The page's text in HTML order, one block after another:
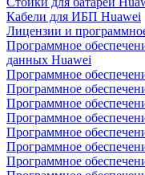
Кабели для ИБП Huawei
Лицензии и
Программное
данных Huawei
Программное
Программное
Программное
Программное
Программное
Программное
Программное